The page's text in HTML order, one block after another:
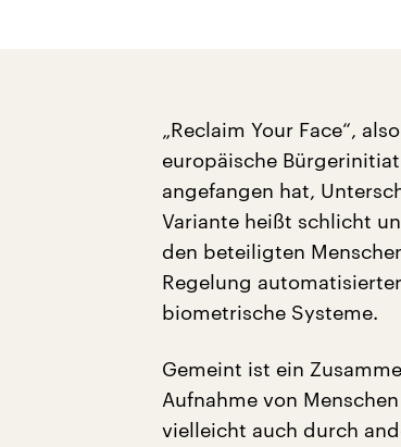
„Reclaim Your Face“,
europäische
angefangen hat,
Variante heißt schlicht
den beteiligten
Regelung
biometrische Systeme.
Gemeint ist ein
Aufnahme von
vielleicht auch durch